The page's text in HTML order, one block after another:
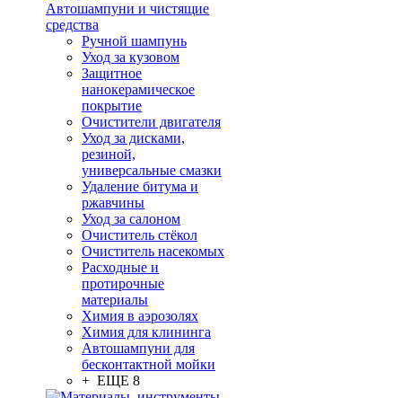
Автошампуни и чистящие
средства
Ручной шампунь
Уход за кузовом
Защитное
нанокерамическое
покрытие
Очистители двигателя
Уход за дисками,
резиной,
универсальные смазки
Удаление битума и
ржавчины
Уход за салоном
Очиститель стёкол
Очиститель насекомых
Расходные и
протирочные
материалы
Химия в аэрозолях
Химия для клининга
Автошампуни для
бесконтактной мойки
+ ЕЩЕ 8